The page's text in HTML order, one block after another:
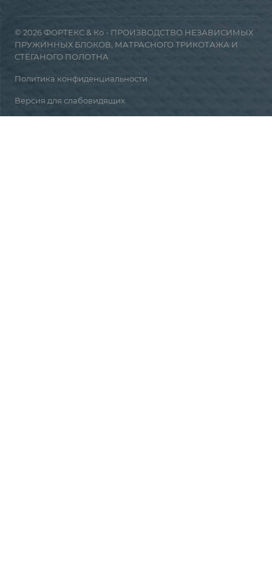
© 2026 ФОРТЕКС & Ко - ПРОИЗВОДСТВО НЕЗАВИСИМЫХ
ПРУЖИННЫХ БЛОКОВ, МАТРАСНОГО ТРИКОТАЖА И
СТЁГАНОГО ПОЛОТНА
Политика конфиденциальности
Версия для слабовидящих